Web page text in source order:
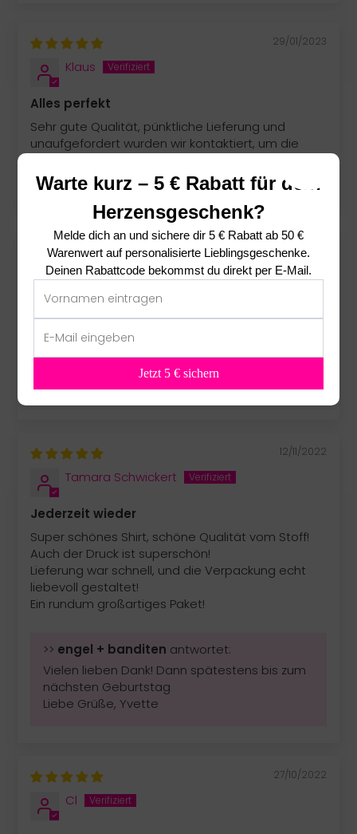
29/01/2023
Klaus
Alles perfekt
Sehr gute Qualität, pünktliche Lieferung und
unaufgefordert wurden wir kontaktiert, um die
eine falsche Größe bestellt hatten.
13/01/2023
Sandra F
Begeisterung pur
So ein schönes Shirt und sehr schnelle Lieferung.
Wir sind begeistert. Zudem auch tollen Kontakt mit
einem „Engel“ des Unternehmens gehabt. Gerne
12/11/2022
Tamara Schwickert
Jederzeit wieder
Super schönes Shirt, schöne Qualität vom Stoff!
Auch der Druck ist superschön!
Lieferung war schnell, und die Verpackung echt
liebevoll gestaltet!
Ein rundum großartiges Paket!
>> engel + banditen antwortet:
Vielen lieben Dank! Dann spätestens bis zum
nächsten Geburtstag
Liebe Grüße, Yvette
27/10/2022
Cl
Warte kurz – 5 € Rabatt für dein
Herzensgeschenk?
Melde dich an und sichere dir 5 € Rabatt ab 50 €
Warenwert auf personalisierte Lieblingsgeschenke.
Deinen Rabattcode bekommst du direkt per E-Mail.
Jetzt 5 € sichern